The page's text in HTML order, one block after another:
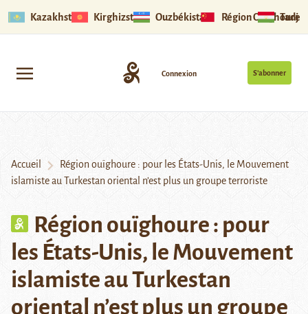
Kazakhstan Kirghizstan Ouzbékistan Région Ouïghoure
S’abonner
Connexion
Accueil
Région ouïghoure : pour les États-Unis, le Mouvement
islamiste au Turkestan oriental n’est plus un groupe terroriste
Région ouïghoure : pour
les États-Unis, le Mouvement
islamiste au Turkestan
oriental n’est plus un groupe